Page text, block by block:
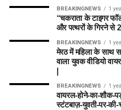
BREAKINGNEWS 1
“चकराता के टाइगर
और पत्थरों के गिरने से
BREAKINGNEWS 1
मेरठ में महिला के साथ
वाला युवक वीडियो
BREAKINGNEWS 1
वायरल-होने-का-शौक-
स्टंटबाज़-युवती-पर-की-